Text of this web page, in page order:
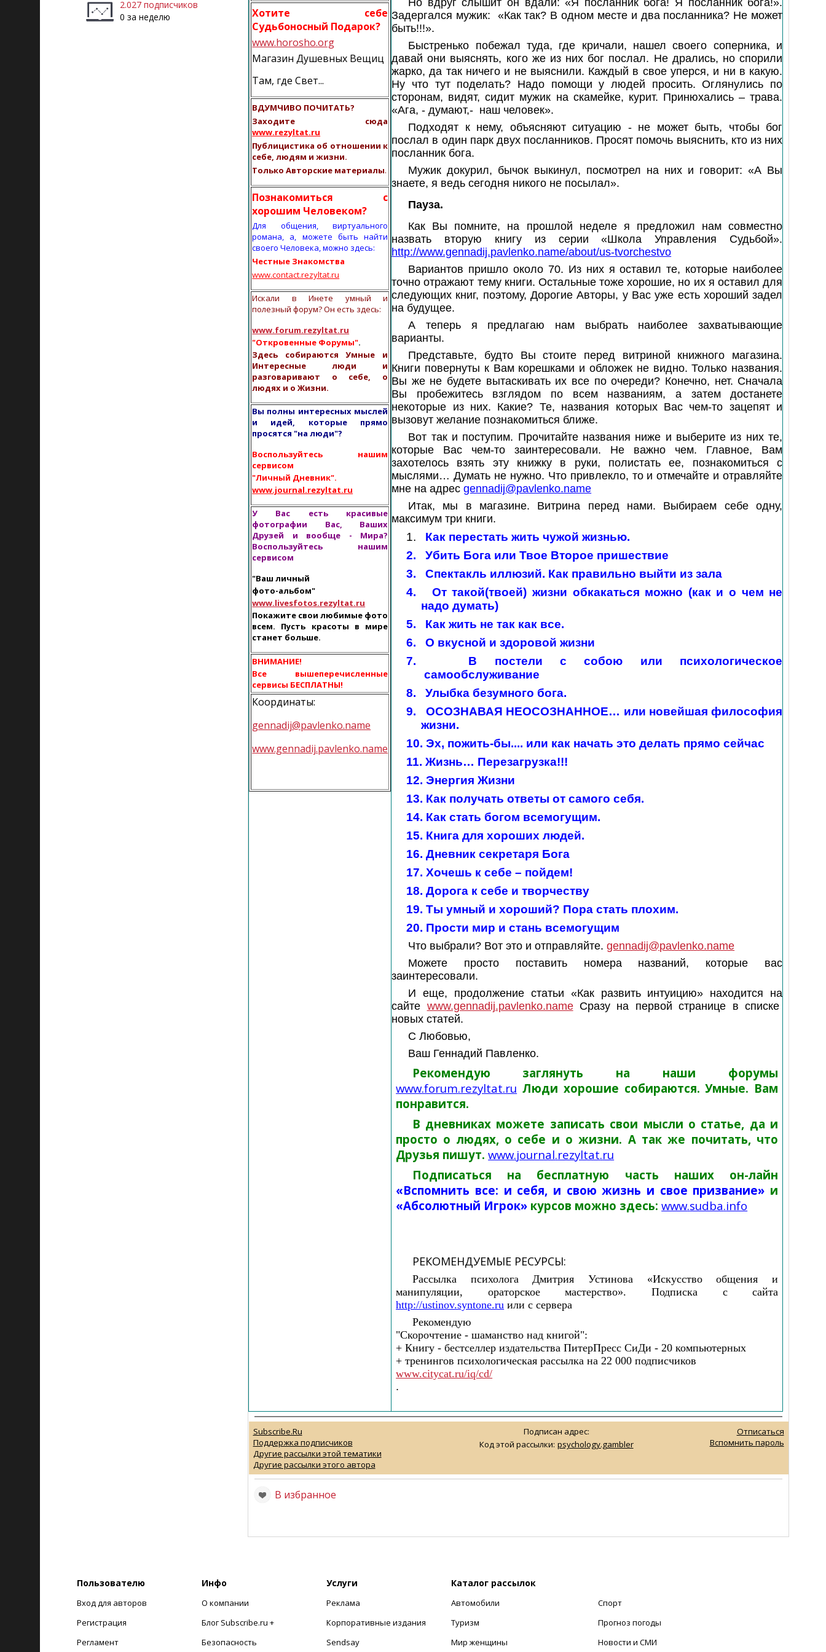
2.027 подписчиков
0 за неделю
Хотите себе
Судьбоносный Подарок?
www.horosho.org
Магазин Душевных Вещиц
Там, где Свет...
ВДУМЧИВО ПОЧИТАТЬ?
Заходите сюда
www.rezyltat.ru
Публицистика об отношении к
себе, людям и жизни.
Только Авторские материалы.
Познакомиться с
хорошим Человеком?
Для общения, виртуального
романа, а, можете быть найти
своего Человека, можно здесь:
Честные Знакомства
www.contact.rezyltat.ru
Искали в Инете умный и
полезный форум? Он есть здесь:
www.forum.rezyltat.ru
"Откровенные Форумы".
Здесь собираются Умные и
Интересные люди и
разговаривают о себе, о
людях и о Жизни.
Вы полны интересных мыслей
и идей, которые прямо
просятся "на люди"?
Воспользуйтесь нашим
сервисом
"Личный Дневник".
www.journal.rezyltat.ru
У Вас есть красивые
фотографии Вас, Ваших
Друзей и вообще - Мира?
Воспользуйтесь нашим
сервисом
"Ваш личный
фото-альбом"
www.livesfotos.rezyltat.ru
Покажите свои любимые фото
всем. Пусть красоты в мире
станет больше.
ВНИМАНИЕ!
Все вышеперечисленные
сервисы БЕСПЛАТНЫ!
Координаты:
gennadij@pavlenko.name
www.gennadij.pavlenko.name
Но вдруг слышит он вдали: «Я посланник бога! Я посланник бога!».
Задергался мужик: «Как так? В одном месте и два посланника? Не может
быть!!!».
Быстренько побежал туда, где кричали, нашел своего соперника, и
давай они выяснять, кого же из них бог послал. Не дрались, но спорили
жарко, да так ничего и не выяснили. Каждый в свое уперся, и ни в какую.
Ну что тут поделать? Надо помощи у людей просить. Оглянулись по
сторонам, видят, сидит мужик на скамейке, курит. Принюхались – трава.
«Ага, - думают,- наш человек».
Подходят к нему, объясняют ситуацию - не может быть, чтобы бог
послал в один парк двух посланников. Просят помочь выяснить, кто из них
посланник бога.
Мужик докурил, бычок выкинул, посмотрел на них и говорит: «А Вы
знаете, я ведь сегодня никого не посылал».
Пауза.
Как Вы помните, на прошлой неделе я предложил нам совместно
назвать вторую книгу из серии «Школа Управления Судьбой».
http://www.gennadij.pavlenko.name/about/us-tvorchestvo
Вариантов пришло около 70. Из них я оставил те, которые наиболее
точно отражают тему книги. Остальные тоже хорошие, но их я оставил для
следующих книг, поэтому, Дорогие Авторы, у Вас уже есть хороший задел
на будущее.
А теперь я предлагаю нам выбрать наиболее захватывающие
варианты.
Представьте, будто Вы стоите перед витриной книжного магазина.
Книги повернуты к Вам корешками и обложек не видно. Только названия.
Вы же не будете вытаскивать их все по очереди? Конечно, нет. Сначала
Вы пробежитесь взглядом по всем названиям, а затем достанете
некоторые из них. Какие? Те, названия которых Вас чем-то зацепят и
вызовут желание познакомиться ближе.
Вот так и поступим. Прочитайте названия ниже и выберите из них те,
которые Вас чем-то заинтересовали. Не важно чем. Главное, Вам
захотелось взять эту книжку в руки, полистать ее, познакомиться с
мыслями… Думать не нужно. Что привлекло, то и отмечайте и отравляйте
мне на адресgennadij@pavlenko.name
Итак, мы в магазине. Витрина перед нами. Выбираем себе одну,
максимум три книги.
1.
Как перестать жить чужой жизнью.
2.
Убить Бога или Твое Второе пришествие
3.
Спектакль иллюзий. Как правильно выйти из зала
4.
От такой(твоей) жизни обкакаться можно (как и о чем не
надо думать)
5.
Как жить не так как все.
6.
О вкусной и здоровой жизни
7.
В постели с собою или психологическое
самообслуживание
8.
Улыбка безумного бога.
9.
ОСОЗНАВАЯ НЕОСОЗНАННОЕ… или новейшая философия
жизни.
10. Эх, пожить-бы.... или как начать это делать прямо сейчас
11. Жизнь… Перезагрузка!!!
12. Энергия Жизни
13. Как получать ответы от самого себя.
14. Как стать богом всемогущим.
15. Книга для хороших людей.
16. Дневник секретаря Бога
17. Хочешь к себе – пойдем!
18. Дорога к себе и творчеству
19. Ты умный и хороший? Пора стать плохим.
20. Прости мир и стань всемогущим
Что выбрали? Вот это и отправляйте.gennadij@pavlenko.name
Можете просто поставить номера названий, которые вас
заинтересовали.
И еще, продолжение статьи «Как развить интуицию» находится на
сайте www.gennadij.pavlenko.nameСразу на первой странице в списке
новых статей.
С Любовью,
Ваш Геннадий Павленко.
Рекомендую заглянуть на наши форумы
www.forum.rezyltat.ru Люди хорошие собираются. Умные. Вам
понравится.
В дневниках можете записать свои мысли о статье, да и
просто о людях, о себе и о жизни. А так же почитать, что
Друзья пишут. www.journal.rezyltat.ru
Подписаться на бесплатную часть наших он-лайн
«Вспомнить все: и себя, и свою жизнь и свое призвание» и
«Абсолютный Игрок» курсов можно здесь: www.sudba.info
РЕКОМЕНДУЕМЫЕ РЕСУРСЫ:
Рассылка психолога Дмитрия Устинова «Искусство общения и
манипуляции, ораторское мастерство». Подписка с сайта
http://ustinov.syntone.ru или с сервера
Рекомендую
"Скорочтение - шаманство над книгой":
+ Книгу - бестселлер издательства ПитерПресс СиДи - 20 компьютерных
+ тренингов психологическая рассылка на 22 000 подписчиков
www.citycat.ru/iq/cd/
.
Subscribe.Ru
Поддержка подписчиков
Другие рассылки этой тематики
Другие рассылки этого автора
Подписан адрес:
Код этой рассылки: psychology.gambler
Отписаться
Вспомнить пароль
В избранное
Пользователю
Вход для авторов
Регистрация
Регламент
Инфо
О компании
Блог Subscribe.ru +
Безопасность
Услуги
Реклама
Корпоративные издания
Sendsay
Каталог рассылок
Автомобили
Туризм
Мир женщины
Спорт
Прогноз погоды
Новости и СМИ